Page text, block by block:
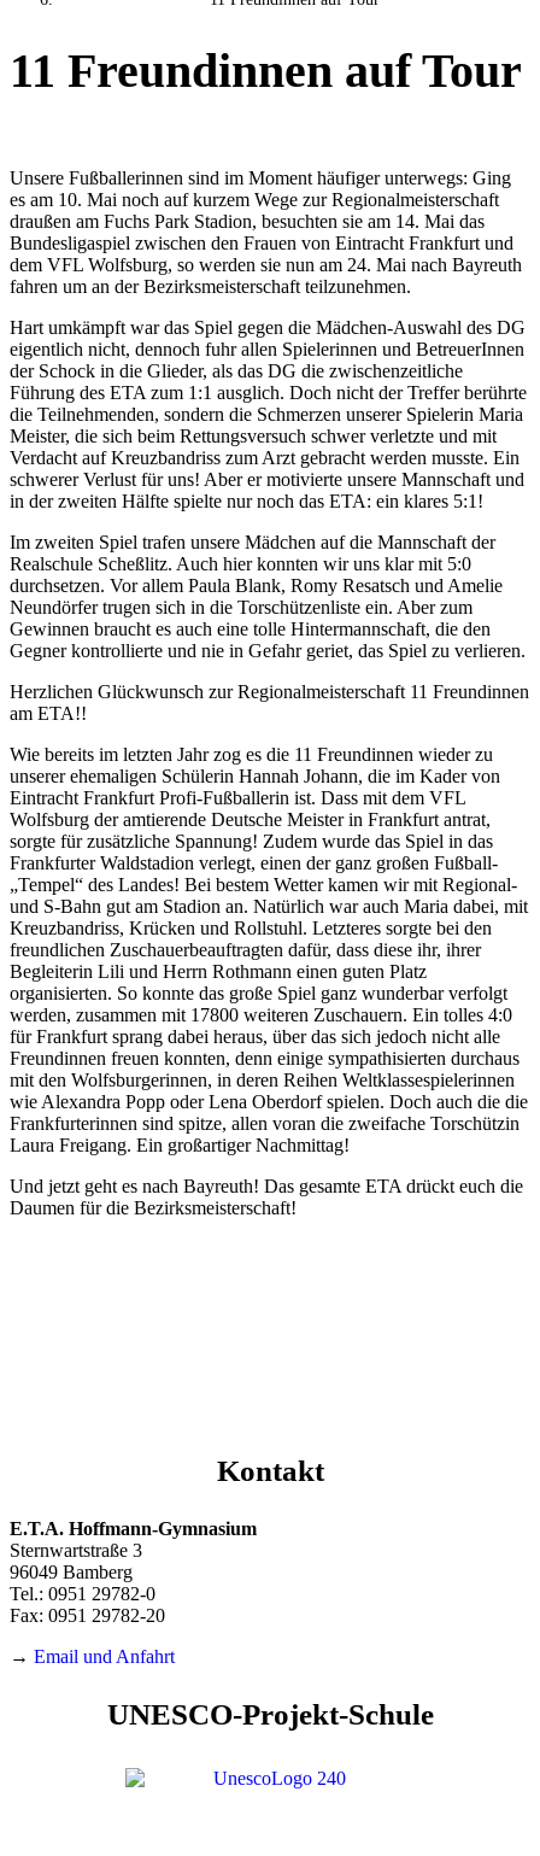
11 Freundinnen auf Tour
Unsere Fußballerinnen sind im Moment häufiger unterwegs: Ging
es am 10. Mai noch auf kurzem Wege zur Regionalmeisterschaft
draußen am Fuchs Park Stadion, besuchten sie am 14. Mai das
Bundesligaspiel zwischen den Frauen von Eintracht Frankfurt und
dem VFL Wolfsburg, so werden sie nun am 24. Mai nach Bayreuth
fahren um an der Bezirksmeisterschaft teilzunehmen.
Hart umkämpft war das Spiel gegen die Mädchen-Auswahl des DG
eigentlich nicht, dennoch fuhr allen Spielerinnen und BetreuerInnen
der Schock in die Glieder, als das DG die zwischenzeitliche
Führung des ETA zum 1:1 ausglich. Doch nicht der Treffer berührte
die Teilnehmenden, sondern die Schmerzen unserer Spielerin Maria
Meister, die sich beim Rettungsversuch schwer verletzte und mit
Verdacht auf Kreuzbandriss zum Arzt gebracht werden musste. Ein
schwerer Verlust für uns! Aber er motivierte unsere Mannschaft und
in der zweiten Hälfte spielte nur noch das ETA: ein klares 5:1!
Im zweiten Spiel trafen unsere Mädchen auf die Mannschaft der
Realschule Scheßlitz. Auch hier konnten wir uns klar mit 5:0
durchsetzen. Vor allem Paula Blank, Romy Resatsch und Amelie
Neundörfer trugen sich in die Torschützenliste ein. Aber zum
Gewinnen braucht es auch eine tolle Hintermannschaft, die den
Gegner kontrollierte und nie in Gefahr geriet, das Spiel zu verlieren.
Herzlichen Glückwunsch zur Regionalmeisterschaft 11 Freundinnen
am ETA!!
Wie bereits im letzten Jahr zog es die 11 Freundinnen wieder zu
unserer ehemaligen Schülerin Hannah Johann, die im Kader von
Eintracht Frankfurt Profi-Fußballerin ist. Dass mit dem VFL
Wolfsburg der amtierende Deutsche Meister in Frankfurt antrat,
sorgte für zusätzliche Spannung! Zudem wurde das Spiel in das
Frankfurter Waldstadion verlegt, einen der ganz großen Fußball-
„Tempel“ des Landes! Bei bestem Wetter kamen wir mit Regional-
und S-Bahn gut am Stadion an. Natürlich war auch Maria dabei, mit
Kreuzbandriss, Krücken und Rollstuhl. Letzteres sorgte bei den
freundlichen Zuschauerbeauftragten dafür, dass diese ihr, ihrer
Begleiterin Lili und Herrn Rothmann einen guten Platz
organisierten. So konnte das große Spiel ganz wunderbar verfolgt
werden, zusammen mit 17800 weiteren Zuschauern. Ein tolles 4:0
für Frankfurt sprang dabei heraus, über das sich jedoch nicht alle
Freundinnen freuen konnten, denn einige sympathisierten durchaus
mit den Wolfsburgerinnen, in deren Reihen Weltklassespielerinnen
wie Alexandra Popp oder Lena Oberdorf spielen. Doch auch die die
Frankfurterinnen sind spitze, allen voran die zweifache Torschützin
Laura Freigang. Ein großartiger Nachmittag!
Und jetzt geht es nach Bayreuth! Das gesamte ETA drückt euch die
Daumen für die Bezirksmeisterschaft!
Kontakt
E.T.A. Hoffmann-Gymnasium
Sternwartstraße 3
96049 Bamberg
Tel.: 0951 29782-0
Fax: 0951 29782-20
→ Email und Anfahrt
UNESCO-Projekt-Schule